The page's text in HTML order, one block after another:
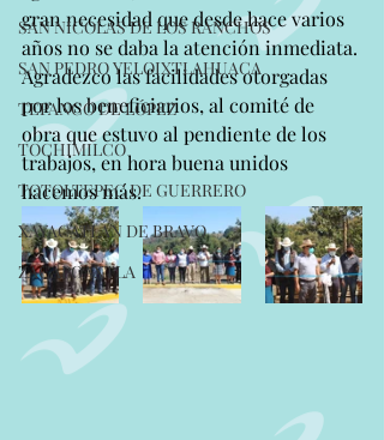
SAN NICOLAS DE LOS RANCHOS
SAN PEDRO YELOIXTLAHUACA
TEPANCO DE LÓPEZ
TOCHIMILCO
TOTOLTEPEC DE GUERRERO
XAYACATLAN DE BRAVO
ZACAPOAXTLA
gran necesidad que desde hace varios
años no se daba la atención inmediata.
Agradezco las facilidades otorgadas
por los beneficiarios, al comité de
obra que estuvo al pendiente de los
trabajos, en hora buena unidos
hacemos más.